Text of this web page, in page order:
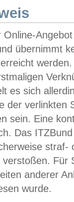
Online-
übernimmt
es sich
der verlinkten
sein. Eine
Das
straf-
verstoßen. Für
anderer
wurde.